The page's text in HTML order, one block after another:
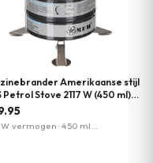
Amerikaanse stijl
Petrol Stove 2117 W (450 ml) |
W vermogen · 450 ml